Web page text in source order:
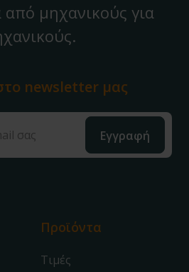
από μηχανικούς για
Προϊόντα
Τιμές
newsletter μας